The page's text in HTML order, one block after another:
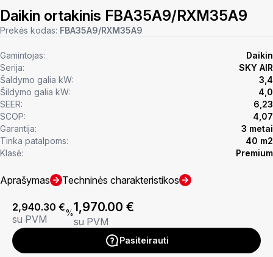
Daikin ortakinis FBA35A9/RXM35A9
Prekės kodas: FBA35A9/RXM35A9
Gamintojas:
Daikin
Serija:
SKY AIR
Šaldymo galia kW:
3,4
Šildymo galia kW:
4,0
SEER:
6,23
SCOP:
4,07
Garantija:
3 metai
Tinka patalpoms:
40 m2
Klasė:
Premium
Aprašymas Techninės charakteristikos
2,940.30 €
su PVM
%1,970.00 €
su PVM
Pasiteirauti